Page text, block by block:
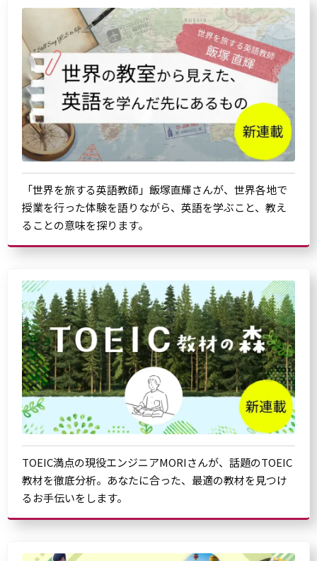
「世界を旅する英語教師」飯塚直輝さんが、世界各地で
授業を行った体験を語りながら、英語を学ぶこと、教え
ることの意味を探ります。
TOEIC満点の現役エンジニアMORIさんが、話題のTOEIC
教材を徹底分析。あなたに合った、最適の教材を見つけ
るお手伝いをします。